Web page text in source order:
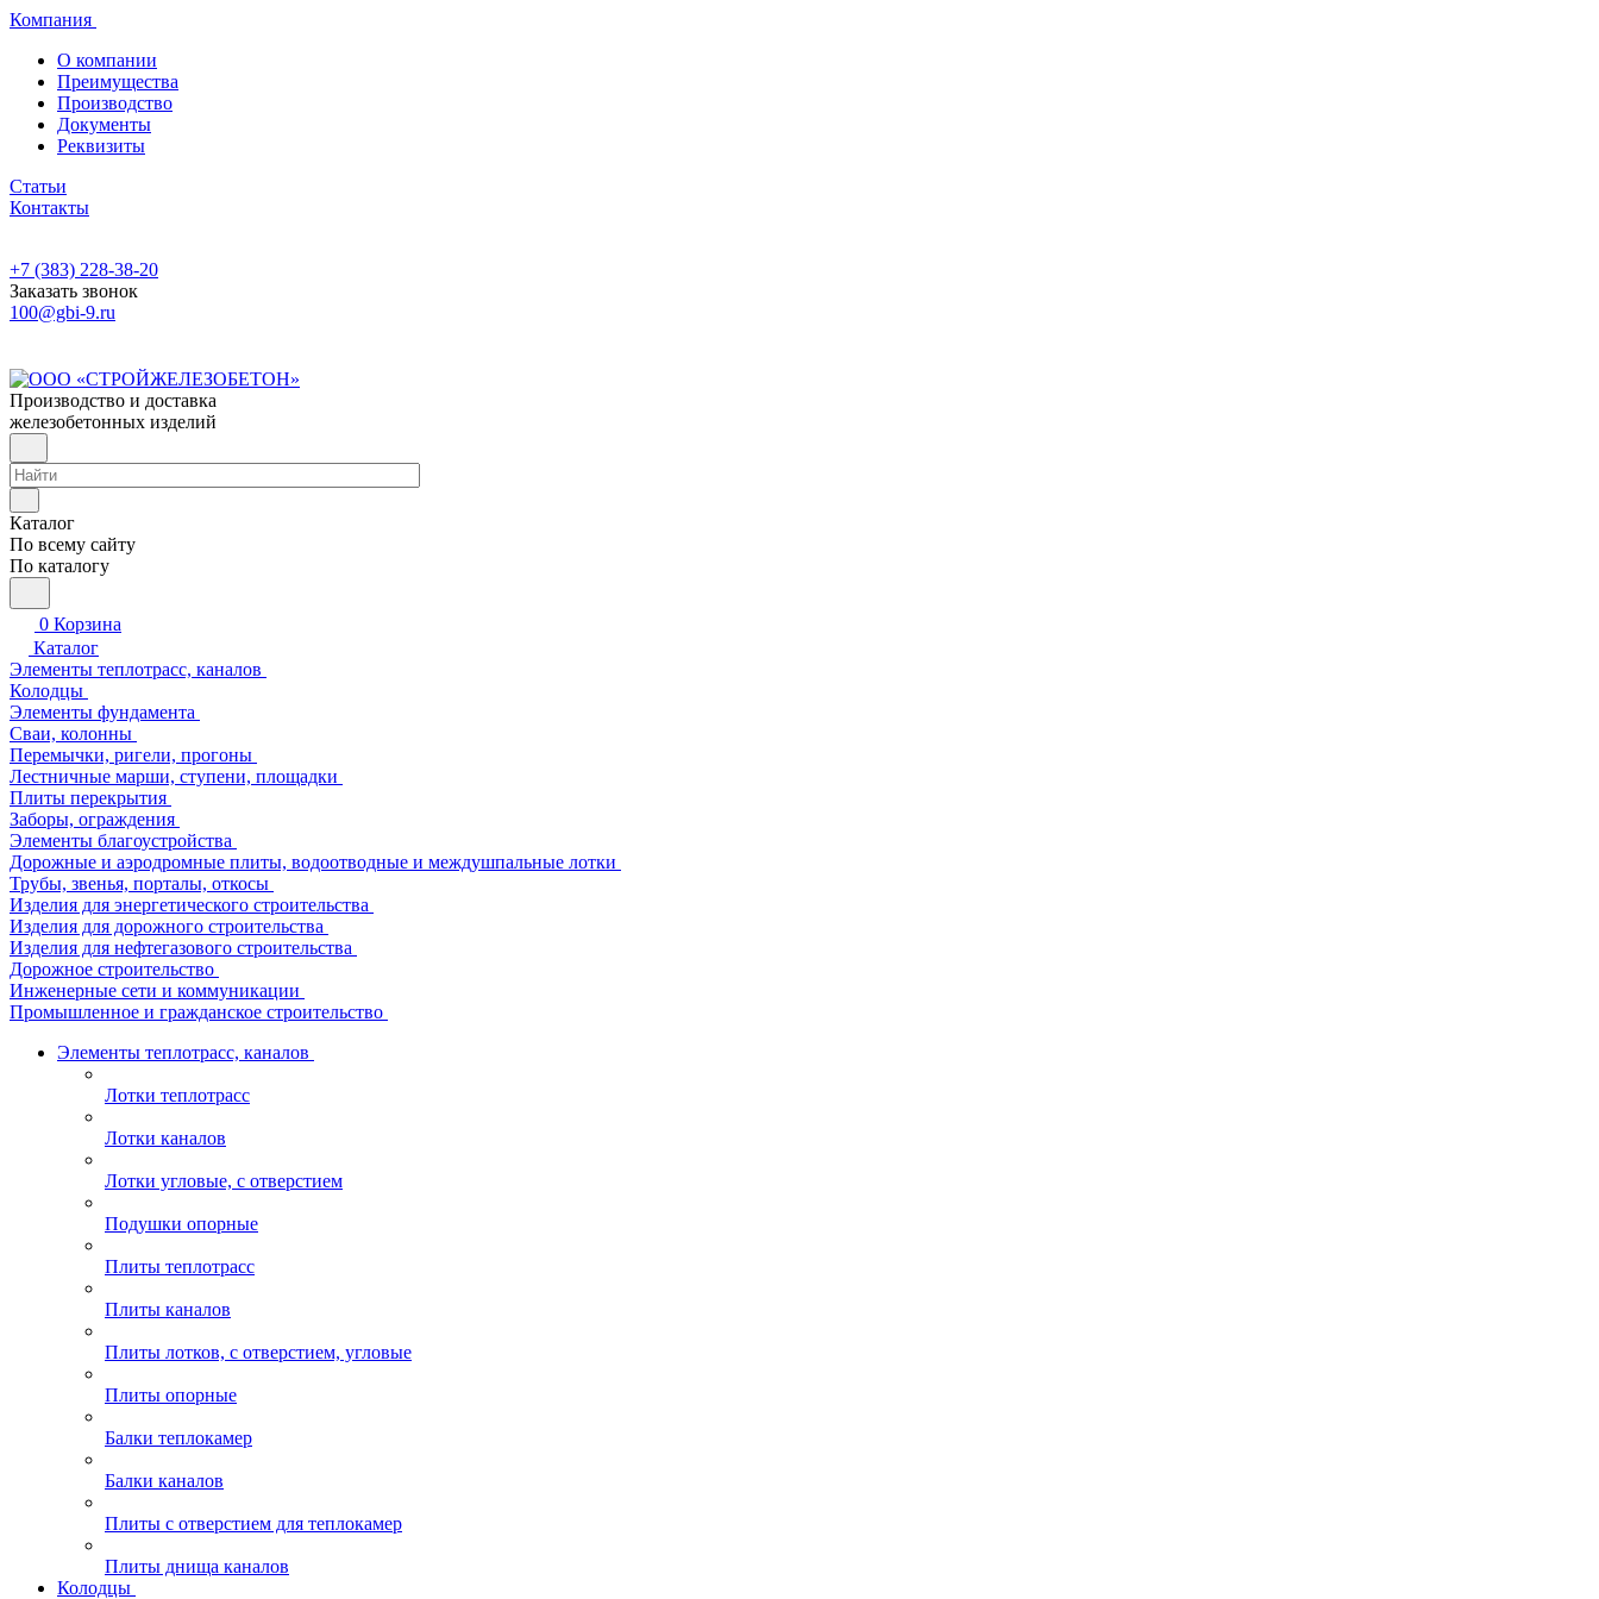
Компания
О компании
Преимущества
Производство
Документы
Реквизиты
Статьи
Контакты
+7 (383) 228-38-20
Заказать звонок
100@gbi-9.ru
Производство и доставка
железобетонных изделий
Каталог
По всему сайту
По каталогу
0 Корзина
Каталог
Элементы теплотрасс, каналов
Колодцы
Элементы фундамента
Сваи, колонны
Перемычки, ригели, прогоны
Лестничные марши, ступени, площадки
Плиты перекрытия
Заборы, ограждения
Элементы благоустройства
Дорожные и аэродромные плиты, водоотводные и междушпальные лотки
Трубы, звенья, порталы, откосы
Изделия для энергетического строительства
Изделия для дорожного строительства
Изделия для нефтегазового строительства
Дорожное строительство
Инженерные сети и коммуникации
Промышленное и гражданское строительство
Элементы теплотрасс, каналов
Лотки теплотрасс
Лотки каналов
Лотки угловые, с отверстием
Подушки опорные
Плиты теплотрасс
Плиты каналов
Плиты лотков, с отверстием, угловые
Плиты опорные
Балки теплокамер
Балки каналов
Плиты с отверстием для теплокамер
Плиты днища каналов
Колодцы